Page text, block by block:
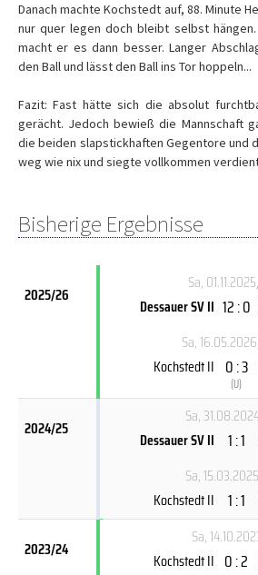
Danach machte Kochstedt auf, 88. Minute
nur quer legen doch bleibt selbst
macht er es dann besser. Langer
den Ball und lässt den Ball ins Tor hoppeln...
Fazit: Fast hätte sich die absolut
gerächt. Jedoch bewieß die Mannschaft
die beiden slapstickhaften Gegentore und
weg wie nix und siegte vollkommen
Bisherige Ergebnisse
2025/26
Sa, 01.11.2025
Dessauer SV II 12 : 0
Sa, 16.05.2026
Kochstedt II 0 : 3
(U)
2024/25
Sa,
Dessauer SV II
1 : 1
Sa, 15.03.2025
Kochstedt II
1 : 1
2023/24
Sa,
Kochstedt II 0 : 2